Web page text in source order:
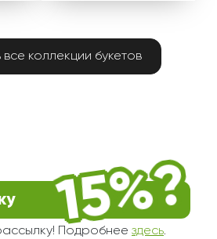
коллекции букетов
Подробнее здесь.